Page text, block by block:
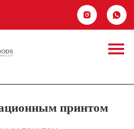
 
с
принтом